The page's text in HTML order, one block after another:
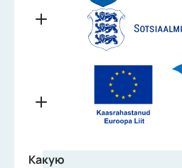
нужна
услуга
работает
услуга
Какую